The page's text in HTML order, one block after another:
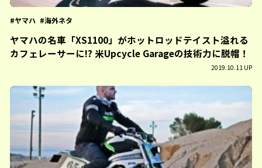
ヤマハ 海外ネタ
ヤマハの名車「XS1100」がホットロッドテイスト溢れる
カフェレーサーに!? 米Upcycle Garageの技術力に脱帽！
2019.10.11 UP